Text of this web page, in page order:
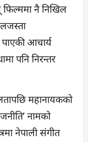
फिल्ममा नै निखिल
आचार्य
पनि निरन्तर
महानायकको
नामको
नेपाली संगीत